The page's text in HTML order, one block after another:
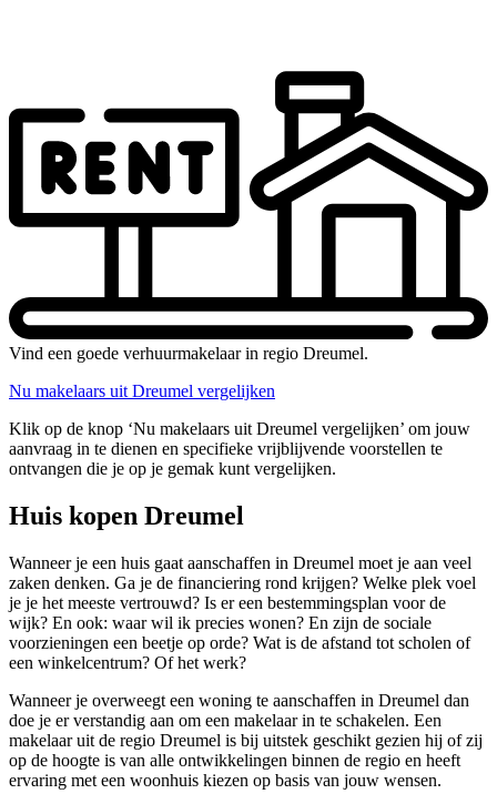
Vind een goede verhuurmakelaar in regio Dreumel.
Nu makelaars uit Dreumel vergelijken
Klik op de knop ‘Nu makelaars uit Dreumel vergelijken’ om jouw
aanvraag in te dienen en specifieke vrijblijvende voorstellen te
ontvangen die je op je gemak kunt vergelijken.
Huis kopen Dreumel
Wanneer je een huis gaat aanschaffen in Dreumel moet je aan veel
zaken denken. Ga je de financiering rond krijgen? Welke plek voel
je je het meeste vertrouwd? Is er een bestemmingsplan voor de
wijk? En ook: waar wil ik precies wonen? En zijn de sociale
voorzieningen een beetje op orde? Wat is de afstand tot scholen of
een winkelcentrum? Of het werk?
Wanneer je overweegt een woning te aanschaffen in Dreumel dan
doe je er verstandig aan om een makelaar in te schakelen. Een
makelaar uit de regio Dreumel is bij uitstek geschikt gezien hij of zij
op de hoogte is van alle ontwikkelingen binnen de regio en heeft
ervaring met een woonhuis kiezen op basis van jouw wensen.